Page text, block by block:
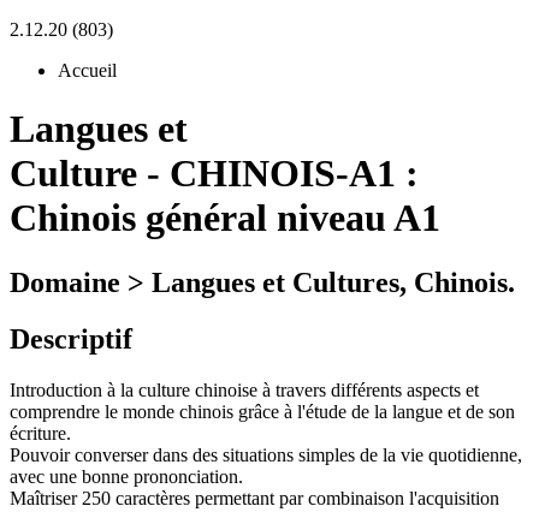
2.12.20 (803)
Accueil
Langues et
Culture - CHINOIS-A1 :
Chinois général niveau A1
Domaine > Langues et Cultures, Chinois.
Descriptif
Introduction à la culture chinoise à travers différents aspects et
comprendre le monde chinois grâce à l'étude de la langue et de son
écriture.
Pouvoir converser dans des situations simples de la vie quotidienne,
avec une bonne prononciation.
Maîtriser 250 caractères permettant par combinaison l'acquisition